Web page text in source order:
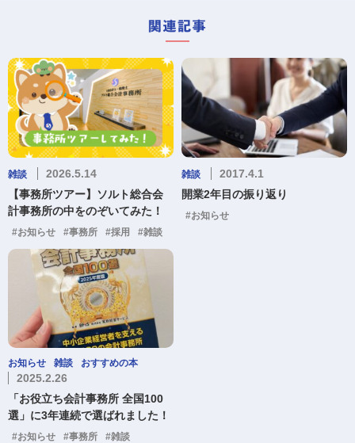
雑談
2026.5.14
【事務所ツアー】ソルト総合会
計事務所の中をのぞいてみた！
#お知らせ #事務所 #採用 #雑談
雑談
2017.4.1
開業2年目の振り返り
#お知らせ
お知らせ 雑談 おすすめの本
2025.2.26
「お役立ち会計事務所 全国100
選」に3年連続で選ばれました！
#お知らせ #事務所 #雑談